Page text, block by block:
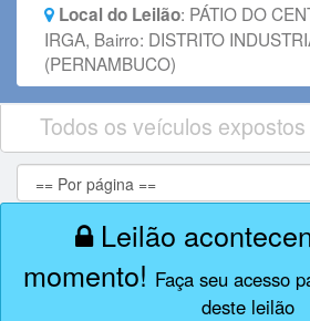
Local do Leilão: PÁTIO DO
IRGA, Bairro: DISTRITO
(PERNAMBUCO)
Todos os veículos
Leilão
momento! Faça seu acesso
deste leilão